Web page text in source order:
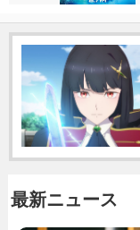
最新ニュース